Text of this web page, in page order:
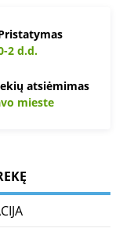
2 d.d.
atsiėmimas
mieste